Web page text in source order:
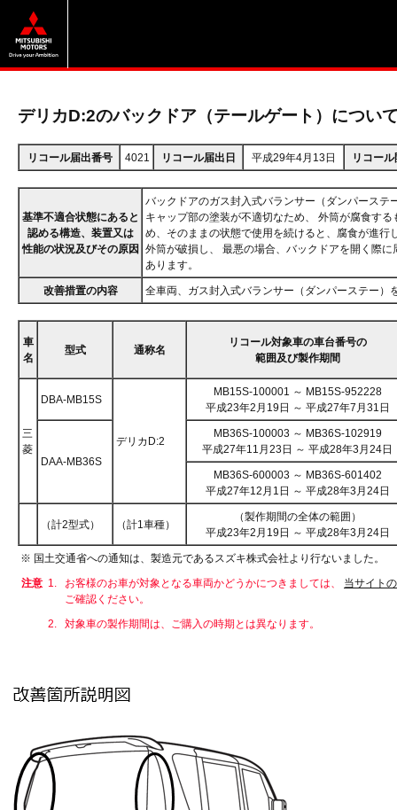
デリカD:2のバックドア（テールゲート）につい
リコール届出番号 4021 リコール届出日 平成29年4月13日 リコー
基準不適合状態にあると
認める構造、装置又は
性能の状況及びその原因
バックドアのガス封入式バランサー（ダンパーステ
キャップ部の塗装が不適切なため、 外筒が腐食す
め、そのままの状態で使用を続けると、腐食が進行
外筒が破損し、 最悪の場合、バックドアを開く際
あります。
改善措置の内容 全車両、ガス封入式バランサー（ダンパーステー）
車
名
型式 通称名
リコール対象車の車台番号の
範囲及び製作期間
三
菱
DBA-MB15S
デリカD:2
MB15S-100001 ～ MB15S-952228
平成23年2月19日 ～ 平成27年7月31日
DAA-MB36S
MB36S-100003 ～ MB36S-102919
平成27年11月23日 ～ 平成28年3月24日
MB36S-600003 ～ MB36S-601402
平成27年12月1日 ～ 平成28年3月24日
（計2型式） （計1車種）
（製作期間の全体の範囲）
平成23年2月19日 ～ 平成28年3月24日
※ 国土交通省への通知は、製造元であるスズキ株式会社より行ないました。
注意 1. お客様のお車が対象となる車両かどうかにつきましては、 当サイト
ご確認ください。
2.
対象車の製作期間は、ご購入の時期とは異なります。